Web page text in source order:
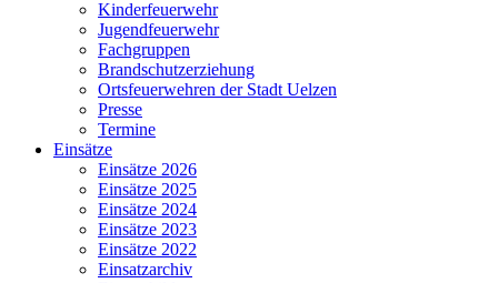
Kinderfeuerwehr
Jugendfeuerwehr
Fachgruppen
Brandschutzerziehung
Ortsfeuerwehren der Stadt Uelzen
Presse
Termine
Einsätze
Einsätze 2026
Einsätze 2025
Einsätze 2024
Einsätze 2023
Einsätze 2022
Einsatzarchiv